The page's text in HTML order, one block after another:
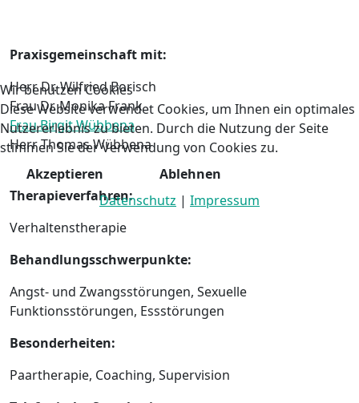
Praxisgemeinschaft mit:
Herr Dr. Wilfried Borisch
Frau Dr. Monika Frank
Frau Birgit Wübbena
Herr Thomas Wübbena
Therapieverfahren:
Verhaltenstherapie
Behandlungsschwerpunkte:
Angst- und Zwangsstörungen, Sexuelle
Funktionsstörungen, Essstörungen
Besonderheiten:
Paartherapie, Coaching, Supervision
Wir benutzen Cookies
Diese Website verwendet Cookies, um Ihnen ein optimales
Nutzererlebnis zu bieten. Durch die Nutzung der Seite
stimmen Sie der Verwendung von Cookies zu.
Akzeptieren
Ablehnen
Datenschutz | Impressum